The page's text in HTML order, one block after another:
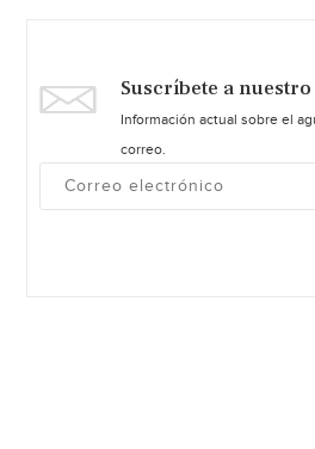
Suscríbete a
Información actual sobre el
correo.